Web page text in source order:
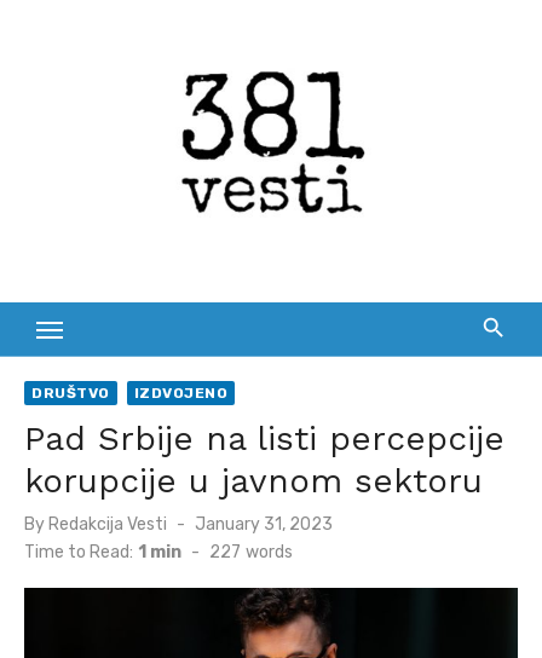
DRUŠTVO IZDVOJENO
Pad Srbije na listi percepcije
korupcije u javnom sektoru
By Redakcija Vesti
Posted
on
January 31, 2023
Time to Read: 1 min - 227 words